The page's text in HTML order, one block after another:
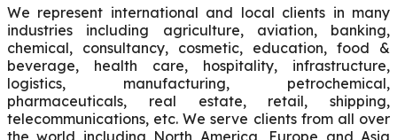
We represent international and local clients in many
industries including agriculture, aviation, banking,
chemical, consultancy, cosmetic, education, food &
beverage, health care, hospitality, infrastructure,
logistics, manufacturing, petrochemical,
pharmaceuticals, real estate, retail, shipping,
telecommunications, etc. We serve clients from all over
the world including North America, Europe and Asia